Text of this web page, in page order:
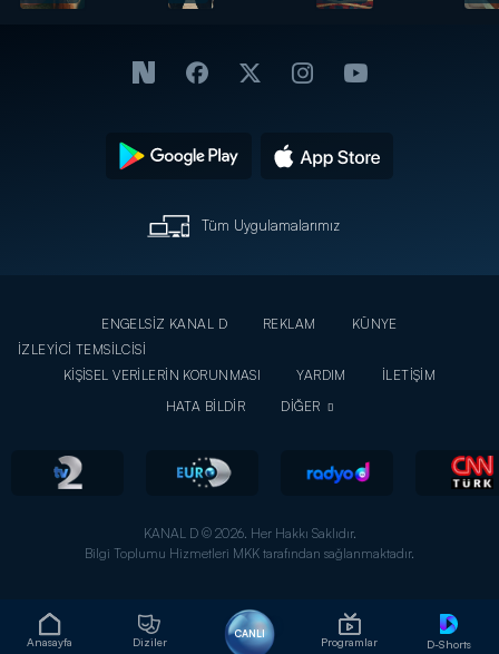
Anasayfa Diziler
CANLI
Programlar D-Shorts
Tüm Uygulamalarımız
ENGELSİZ KANAL D REKLAM
KÜNYE
İZLEYİCİ TEMSİLCİSİ
KİŞİSEL VERİLERİN KORUNMASI
YARDIM
İLETİŞİM
HATA BİLDİR
DİĞER
KANAL D © 2026. Her Hakkı Saklıdır.
Bilgi Toplumu Hizmetleri MKK tarafından sağlanmaktadır.